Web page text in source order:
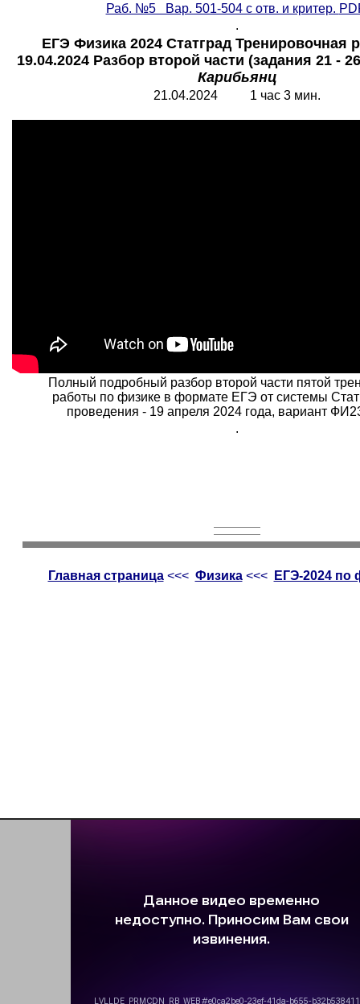
Раб. №5 Вар. 501-504 с отв. и критер.
.
ЕГЭ Физика 2024 Статград Тренировочная
19.04.2024 Разбор второй части (задания 21 -
Карибьянц
21.04.2024 1 час 3 мин.
Полный подробный разбор второй части пятой
работы по физике в формате ЕГЭ от системы
проведения - 19 апреля 2024 года, вариант
.
Главная страница<<< Физика<<< ЕГЭ-2024 по